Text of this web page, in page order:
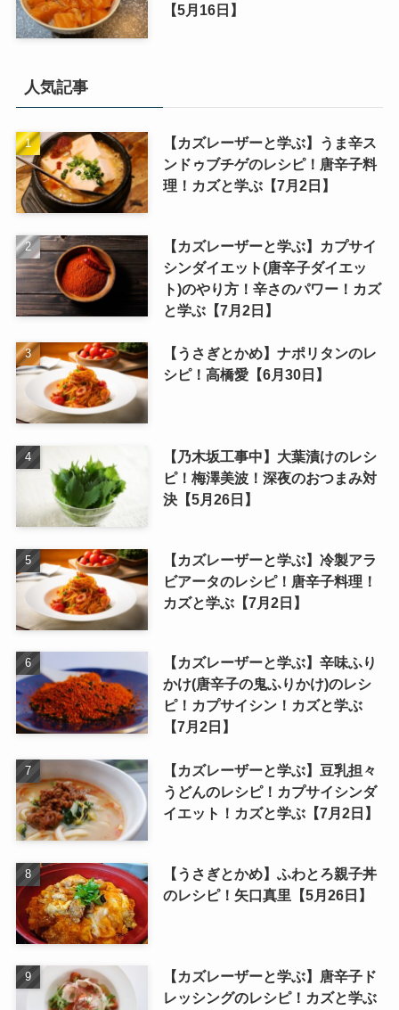
【5月16日】
人気記事
【カズレーザーと学ぶ】うま辛ス
ンドゥブチゲのレシピ！唐辛子料
理！カズと学ぶ【7月2日】
【カズレーザーと学ぶ】カプサイ
シンダイエット(唐辛子ダイエッ
ト)のやり方！辛さのパワー！カズ
と学ぶ【7月2日】
【うさぎとかめ】ナポリタンのレ
シピ！高橋愛【6月30日】
【乃木坂工事中】大葉漬けのレシ
ピ！梅澤美波！深夜のおつまみ対
決【5月26日】
【カズレーザーと学ぶ】冷製アラ
ビアータのレシピ！唐辛子料理！
カズと学ぶ【7月2日】
【カズレーザーと学ぶ】辛味ふり
かけ(唐辛子の鬼ふりかけ)のレシ
ピ！カプサイシン！カズと学ぶ
【7月2日】
【カズレーザーと学ぶ】豆乳担々
うどんのレシピ！カプサイシンダ
イエット！カズと学ぶ【7月2日】
【うさぎとかめ】ふわとろ親子丼
のレシピ！矢口真里【5月26日】
【カズレーザーと学ぶ】唐辛子ド
レッシングのレシピ！カズと学ぶ